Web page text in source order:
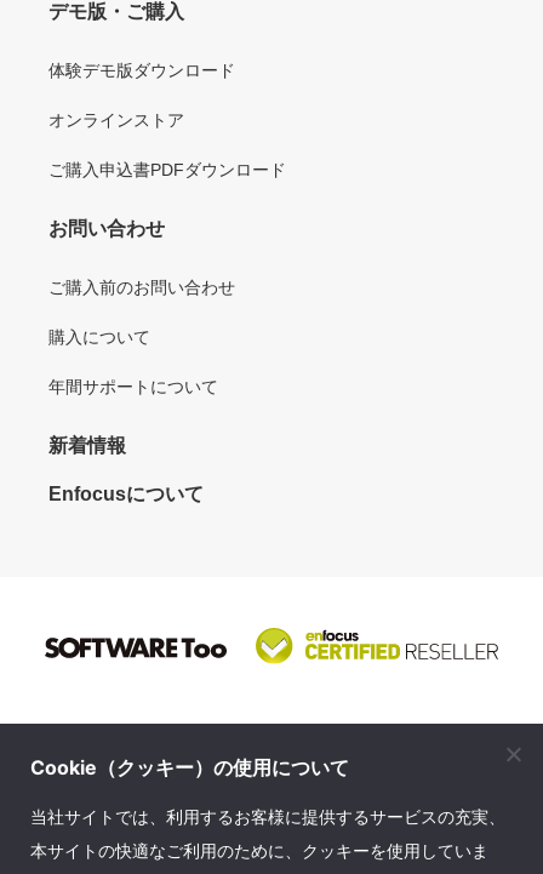
デモ版・ご購入
体験デモ版ダウンロード
オンラインストア
ご購入申込書PDFダウンロード
お問い合わせ
ご購入前のお問い合わせ
購入について
年間サポートについて
新着情報
Enfocusについて
株式会社ソフトウェア・トゥー
© SOFTWARE Too Corporation. All rights reserved.
Cookie（クッキー）の使用について
当社サイトでは、利用するお客様に提供するサービスの充実、
本サイトの快適なご利用のために、クッキーを使用していま